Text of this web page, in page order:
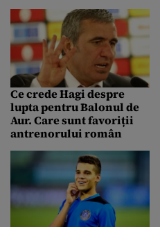
Ce crede Hagi despre
lupta pentru Balonul de
Aur. Care sunt favoriții
antrenorului român